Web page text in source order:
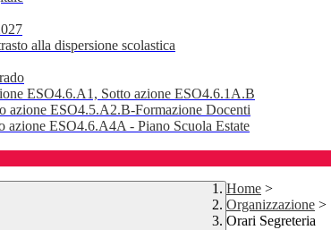
alla dispersione scolastica
ESO4.6.A1, Sotto azione ESO4.6.1A.B
ESO4.5.A2.B-Formazione Docenti
ESO4.6.A4A - Piano Scuola Estate
Home >
Organizzazione >
Orari Segreteria